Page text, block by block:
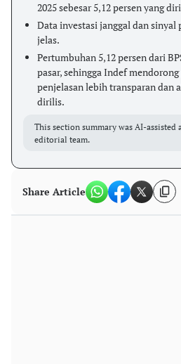
2025 sebesar 5,12 persen yang
Data investasi janggal dan
jelas.
Pertumbuhan 5,12 persen dari
pasar, sehingga Indef
penjelasan lebih transparan dan
dirilis.
This section summary was AI-assisted
editorial team.
Share Article